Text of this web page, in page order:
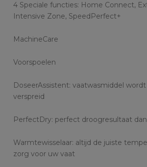
4 Speciale functies: Home Connect,
Intensive Zone, SpeedPerfect+
MachineCare
Voorspoelen
DoseerAssistent: vaatwasmiddel
verspreid
PerfectDry: perfect droogresultaat
Warmtewisselaar: altijd de juiste
zorg voor uw vaat